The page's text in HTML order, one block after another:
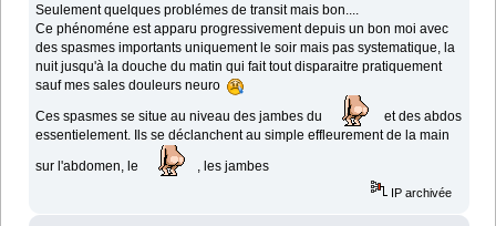
Seulement quelques problémes de transit mais bon....
Ce phénoméne est apparu progressivement depuis un bon moi avec
des spasmes importants uniquement le soir mais pas systematique, la
nuit jusqu'à la douche du matin qui fait tout disparaitre pratiquement
sauf mes sales douleurs neuro
Ces spasmes se situe au niveau des jambes du
et des abdos
essentielement. Ils se déclanchent au simple effleurement de la main
sur l'abdomen, le
, les jambes
IP archivée